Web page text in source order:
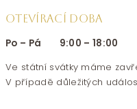
OTEVÍRACÍ DOBA
Po – Pá 9:00 – 18:00
Ve státní svátky máme
V případě důležitých